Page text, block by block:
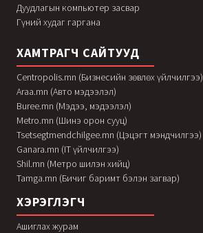
Дуудлагын компьютер засвар
Гүний худаг гаргана
ХАМТРАГЧ САЙТУУД
Centropolis.mn (Бизнесийн зөвлөх үйлчилгээ)
Araa.mn (Авто мэдээлэл)
Buree.mn (Мэдээ, мэдээлэл)
Metro.mn (Шинэ орон сууц)
Tsetsegtmendchilgee.mn (Цэцэгт мэндчилгээ)
Ganara.mn (IT үйлчилгээ)
Shil.mn (Метро шилэн хийц)
Tamga.mn (Бичиг баримт бэлэн загвар)
ХЭРЭГЛЭГЧ
Ашиглах журам